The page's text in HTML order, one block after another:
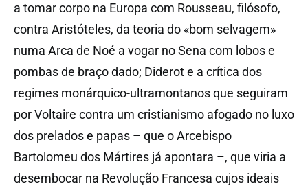
a tomar corpo na Europa com Rousseau, filósofo,
contra Aristóteles, da teoria do «bom selvagem»
numa Arca de Noé a vogar no Sena com lobos e
pombas de braço dado; Diderot e a crítica dos
regimes monárquico-ultramontanos que seguiram
por Voltaire contra um cristianismo afogado no luxo
dos prelados e papas – que o Arcebispo
Bartolomeu dos Mártires já apontara –, que viria a
desembocar na Revolução Francesa cujos ideais